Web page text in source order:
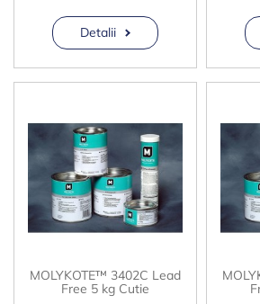
Detalii
MOLYKOTE™ 3402C Lead
Free 5 kg Cutie